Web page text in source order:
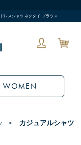
レスシャツ ネクタイ ブラウス
WOMEN
> カジュアルシャツ